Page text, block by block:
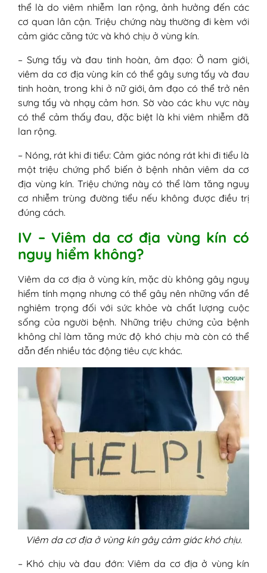
thể là do viêm nhiễm lan rộng, ảnh hưởng đến các
cơ quan lân cận. Triệu chứng này thường đi kèm với
cảm giác căng tức và khó chịu ở vùng kín.
– Sưng tấy và đau tinh hoàn, âm đạo: Ở nam giới,
viêm da cơ địa vùng kín có thể gây sưng tấy và đau
tinh hoàn, trong khi ở nữ giới, âm đạo có thể trở nên
sưng tấy và nhạy cảm hơn. Sờ vào các khu vực này
có thể cảm thấy đau, đặc biệt là khi viêm nhiễm đã
lan rộng.
– Nóng, rát khi đi tiểu: Cảm giác nóng rát khi đi tiểu là
một triệu chứng phổ biến ở bệnh nhân viêm da cơ
địa vùng kín. Triệu chứng này có thể làm tăng nguy
cơ nhiễm trùng đường tiểu nếu không được điều trị
đúng cách.
IV – Viêm da cơ địa vùng kín có
nguy hiểm không?
Viêm da cơ địa ở vùng kín, mặc dù không gây nguy
hiểm tính mạng nhưng có thể gây nên những vấn đề
nghiêm trọng đối với sức khỏe và chất lượng cuộc
sống của người bệnh. Những triệu chứng của bệnh
không chỉ làm tăng mức độ khó chịu mà còn có thể
dẫn đến nhiều tác động tiêu cực khác.
Viêm da cơ địa ở vùng kín gây cảm giác khó chịu.
– Khó chịu và đau đớn: Viêm da cơ địa ở vùng kín